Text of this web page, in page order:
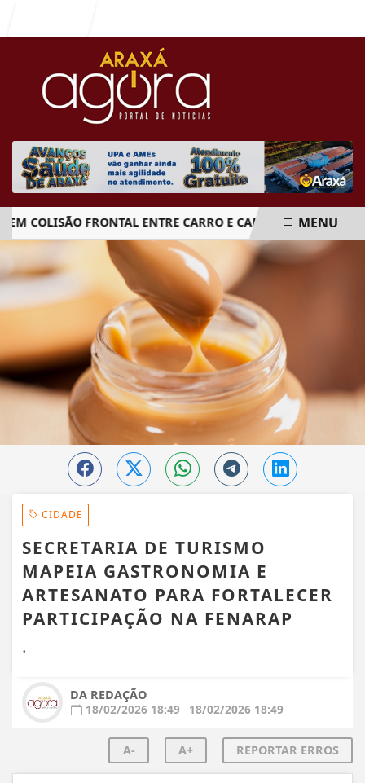
FRONTAL ENTRE CARRO E CAMINHÃO NA BR-262
MENU
CIDADE
SECRETARIA DE TURISMO
MAPEIA GASTRONOMIA E
ARTESANATO PARA FORTALECER
PARTICIPAÇÃO NA FENARAP
.
DA REDAÇÃO
18/02/2026 18:49
18/02/2026 18:49
A- A+ REPORTAR ERROS